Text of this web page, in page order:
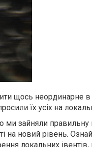
щось неординарне
їх усіх на
зайняли правильну
новий рівень.
локальних